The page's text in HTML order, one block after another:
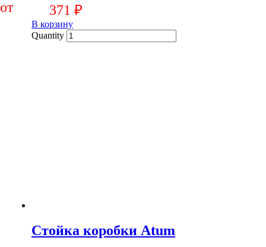
371 ₽
В корзину
Quantity
Стойка коробки Atum